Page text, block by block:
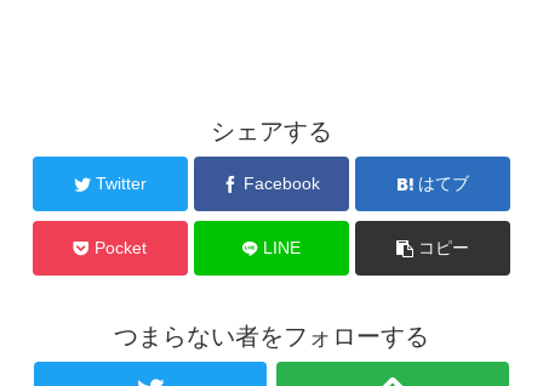
シェアする
Twitter Facebook はてブ
Pocket LINE コピー
つまらない者をフォローする